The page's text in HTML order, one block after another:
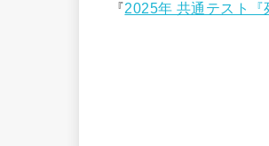
『2025年 共通テスト『